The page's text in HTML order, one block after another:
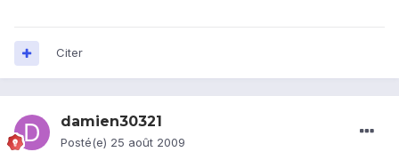
Citer
damien30321
Posté(e) 25 août 2009